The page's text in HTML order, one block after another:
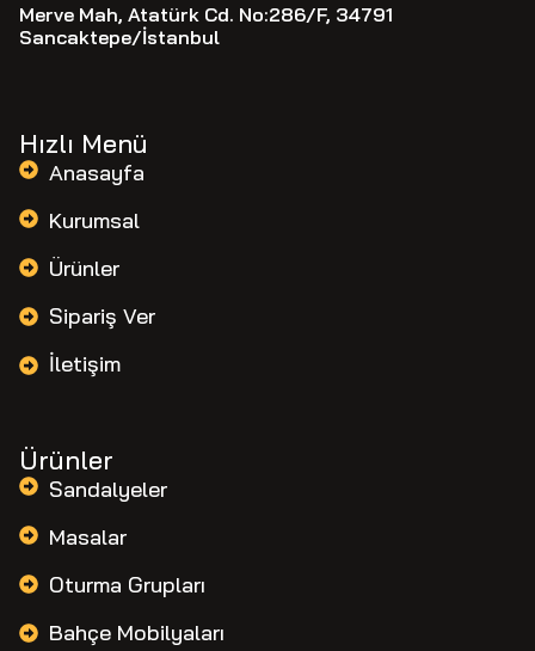
Merve Mah, Atatürk Cd. No:286/F, 34791
Sancaktepe/İstanbul
Hızlı Menü
Anasayfa
Kurumsal
Ürünler
Sipariş Ver
İletişim
Ürünler
Sandalyeler
Masalar
Oturma Grupları
Bahçe Mobilyaları